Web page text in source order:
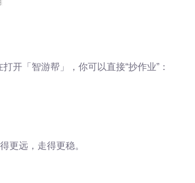
开「智游帮」，你可以直接“抄作业”：
更远，走得更稳。